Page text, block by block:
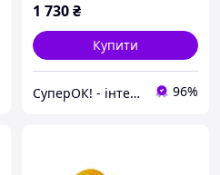
1 730₴
Купити
СуперОК! - інтернет-магазин товарів для дому та роботи 96%